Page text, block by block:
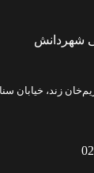
شهردانش
زند، خیابان